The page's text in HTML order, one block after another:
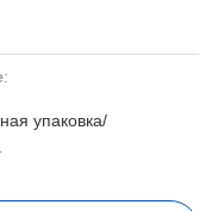
упаковка/